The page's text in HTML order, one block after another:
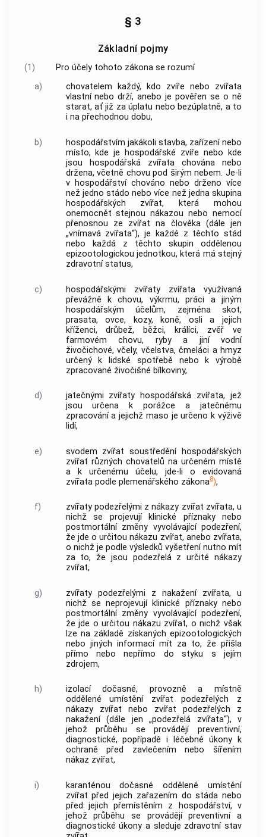
§ 3
Základní pojmy
(1)
Pro účely tohoto zákona se rozumí
a)
chovatelem každý, kdo zvíře nebo zvířata
vlastní nebo drží, anebo je pověřen se o ně
starat, ať již za úplatu nebo bezúplatně, a to
i na přechodnou dobu,
b) hospodářstvím jakákoli stavba, zařízení nebo
místo, kde je
hospodářské zvíře nebo kde
jsou
hospodářská zvířatachována nebo
držena, včetně chovu pod širým nebem. Je-li
v hospodářstvíchováno nebo drženo více
než jedno stádo nebo více než jedna skupina
hospodářských zvířat, která mohou
onemocnět stejnou nákazou nebo nemocí
přenosnou ze zvířat na člověka (dále jen
„vnímavá zvířata“), je každé z těchto stád
nebo každá z těchto skupin oddělenou
epizootologickou jednotkou, která má stejný
zdravotní status,
c)
hospodářskými zvířaty zvířata využívaná
převážně k chovu, výkrmu, práci a jiným
hospodářským účelům, zejména skot,
prasata, ovce, kozy, koně, osli a jejich
kříženci, drůbež, běžci, králíci, zvěř ve
farmovém chovu, ryby a jiní vodní
živočichové, včely, včelstva, čmeláci a hmyz
určený k lidské spotřebě nebo k výrobě
zpracované živočišné bílkoviny,
d) jatečnými zvířaty hospodářská zvířata, jež
jsou určena k porážce a jatečnému
zpracování a jejichž maso je určeno k výživě
lidí,
e) svodem zvířat soustředění hospodářských
zvířat různých chovatelů na určeném místě
a k určenému účelu, jde-li o evidovaná
zvířata podle plemenářského zákona8),
f)
zvířaty podezřelými z nákazy zvířat zvířata, u
nichž se projevují klinické příznaky nebo
postmortální změny vyvolávající podezření,
že jde o určitou nákazu zvířat, anebo zvířata,
o nichž je podle výsledků vyšetření nutno mít
za to, že jsou podezřelá z určité nákazy
zvířat,
g)
zvířaty podezřelými z nakažení zvířata, u
nichž se neprojevují klinické příznaky nebo
postmortální změny vyvolávající podezření,
že jde o určitou nákazu zvířat, o nichž však
lze na základě získaných epizootologických
nebo jiných informací mít za to, že přišla
přímo nebo nepřímo do styku s jejím
zdrojem,
h)
izolací dočasné, provozně a místně
oddělené umístění zvířat podezřelých z
nákazy zvířat nebo zvířat podezřelých z
nakažení (dále jen „podezřelá zvířata“), v
jehož průběhu se provádějí preventivní,
diagnostické, popřípadě i léčebné úkony k
ochraně před zavlečením nebo šířením
nákaz zvířat,
i)
karanténou dočasné oddělené umístění
zvířat před jejich zařazením do stáda nebo
před jejich přemístěním z
hospodářství, v
jehož průběhu se provádějí preventivní a
diagnostické úkony a sleduje zdravotní stav